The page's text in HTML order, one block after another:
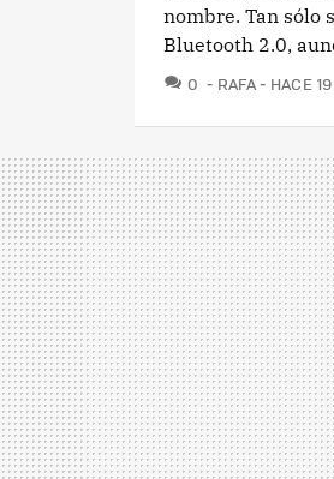
nombre. Tan sólo
Bluetooth 2.0,
0 COMENTARIOS
RAFA HACE